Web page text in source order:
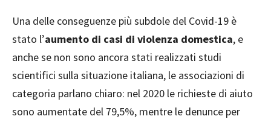
Una delle conseguenze più subdole del Covid-19 è
stato l’aumento di casi di violenza domestica, e
anche se non sono ancora stati realizzati studi
scientifici sulla situazione italiana, le associazioni di
categoria parlano chiaro: nel 2020 le richieste di aiuto
sono aumentate del 79,5%, mentre le denunce per